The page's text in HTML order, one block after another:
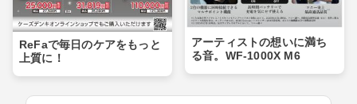
ReFaで毎日のケアをもっと
上質に！
アーティストの想いに満ち
る音。WF-1000X M6